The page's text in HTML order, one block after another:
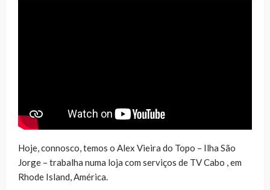
Hoje, connosco, temos o Alex Vieira do Topo – Ilha São
Jorge – trabalha numa loja com serviços de TV Cabo , em
Rhode Island, América.